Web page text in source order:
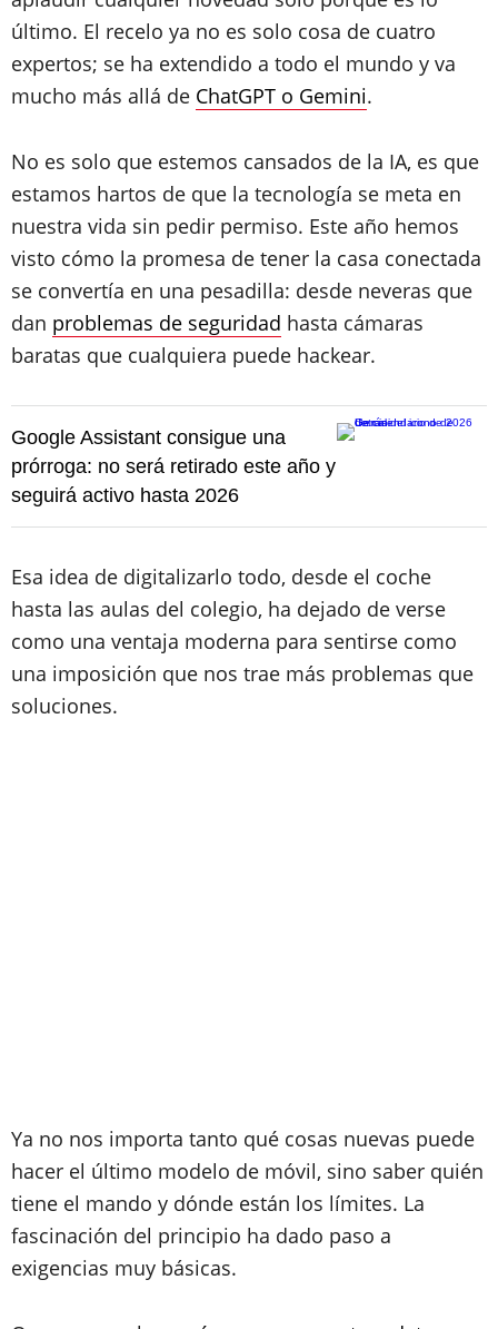
último. El recelo ya no es solo cosa de cuatro
expertos; se ha extendido a todo el mundo y va
mucho más allá de ChatGPT o Gemini.
No es solo que estemos cansados de la IA, es que
estamos hartos de que la tecnología se meta en
nuestra vida sin pedir permiso. Este año hemos
visto cómo la promesa de tener la casa conectada
se convertía en una pesadilla: desde neveras que
dan problemas de seguridad hasta cámaras
baratas que cualquiera puede hackear.
Google Assistant consigue una
prórroga: no será retirado este año y
seguirá activo hasta 2026
Esa idea de digitalizarlo todo, desde el coche
hasta las aulas del colegio, ha dejado de verse
como una ventaja moderna para sentirse como
una imposición que nos trae más problemas que
soluciones.
Ya no nos importa tanto qué cosas nuevas puede
hacer el último modelo de móvil, sino saber quién
tiene el mando y dónde están los límites. La
fascinación del principio ha dado paso a
exigencias muy básicas.